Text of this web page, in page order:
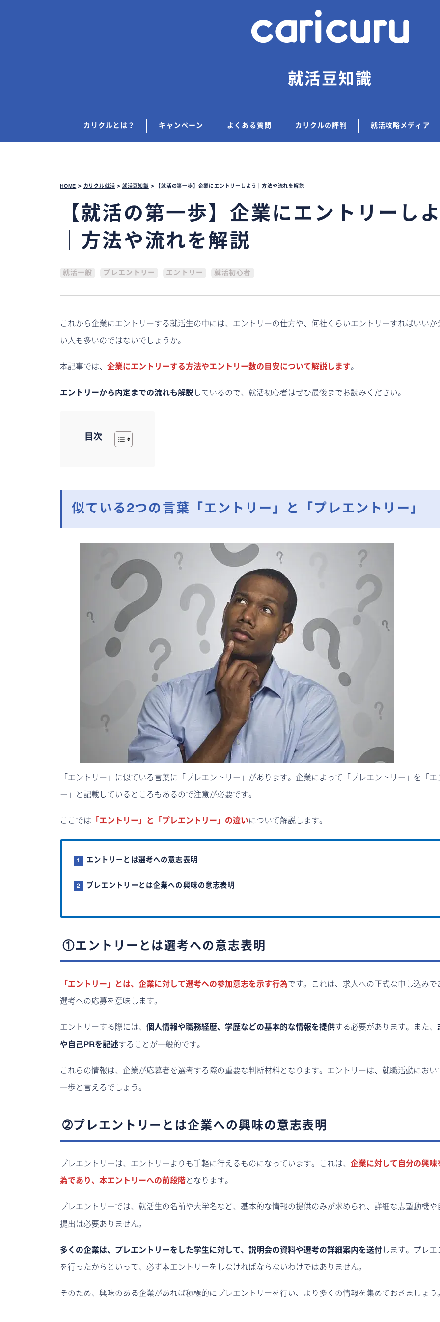
就活豆知識
カリクルとは？ キャンペーン よくある質問 カリクルの評判 就活攻略メディア
HOME > カリクル就活 > 就活豆知識 > 【就活の第一歩】企業にエントリーしよう｜方法や流れを解説
【就活の第一歩】企業にエントリーし
｜方法や流れを解説
就活一般 プレエントリー エントリー 就活初心者
これから企業にエントリーする就活生の中には、エントリーの仕方や、何社くらいエントリーすればいいか
い人も多いのではないでしょうか。
本記事では、 企業にエントリーする方法やエントリー数の目安について解説します。
エントリーから内定までの流れも解説 しているので、就活初心者はぜひ最後までお読みください。
目次
似ている2つの言葉「エントリー」と「プレエントリー」
「エントリー」に似ている言葉に「プレエントリー」があります。企業によって「プレエントリー」を「エ
ー」と記載しているところもあるので注意が必要です。
ここでは 「エントリー」と「プレエントリー」の違いについて解説します。
エントリーとは選考への意志表明
プレエントリーとは企業への興味の意志表明
①エントリーとは選考への意志表明
「エントリー」とは、企業に対して選考への参加意志を示す行為です。これは、求人への正式な申し込みで
選考への応募を意味します。
エントリーする際には、 個人情報や職務経歴、学歴などの基本的な情報を提供する必要があります。また、
や自己PRを記述することが一般的です。
これらの情報は、企業が応募者を選考する際の重要な判断材料となります。エントリーは、就職活動におい
一歩と言えるでしょう。
➁プレエントリーとは企業への興味の意志表明
プレエントリーは、エントリーよりも手軽に行えるものになっています。これは、 企業に対して自分の興味
為であり、本エントリーへの前段階となります。
プレエントリーでは、就活生の名前や大学名など、基本的な情報の提供のみが求められ、詳細な志望動機や
提出は必要ありません。
多くの企業は、プレエントリーをした学生に対して、説明会の資料や選考の詳細案内を送付 します。プレエ
を行ったからといって、必ず本エントリーをしなければならないわけではありません。
そのため、興味のある企業があれば積極的にプレエントリーを行い、より多くの情報を集めておきましょう